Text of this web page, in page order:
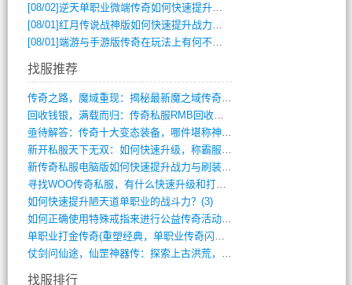
[08/02]逆天单职业微端传奇如何快速提升战力？新手必看攻略
[08/01]红月传说战神版如何快速提升战力？新手攻略全解析？
[08/01]端游与手游版传奇在玩法上有何不同？
找服推荐
传奇之路，魔域重现：揭秘最新魔之域传奇攻(712)
回收钱银，满载而归：传奇私服RMB回收装(548)
亟待解答：传奇十大变态装备，哪件堪称神器(347)
新开私服天下无双：如何快速升级，称霸服务(681)
新传奇私服电脑版如何快速提升战力与刷装备(835)
寻找WOO传奇私服，有什么快速升级和打宝(864)
如何快速提升陋天道单职业的战斗力？(3)
如何正确使用特殊戒指来进行公益传奇活动？(10)
单职业打金传奇(重塑经典，单职业传奇闪耀(10)
仗剑问仙途，仙罡神器传：探索上古洪荒，揭(813)
找服排行